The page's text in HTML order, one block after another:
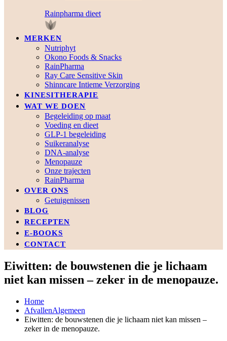
Rainpharma dieet
MERKEN
Nutriphyt
Okono Foods & Snacks
RainPharma
Ray Care Sensitive Skin
Shinncare Intieme Verzorging
KINESITHERAPIE
WAT WE DOEN
Begeleiding op maat
Voeding en dieet
GLP-1 begeleiding
Suikeranalyse
DNA-analyse
Menopauze
Onze trajecten
RainPharma
OVER ONS
Getuigenissen
BLOG
RECEPTEN
E-BOOKS
CONTACT
Eiwitten: de bouwstenen die je lichaam
niet kan missen – zeker in de menopauze.
Home
AfvallenAlgemeen
Eiwitten: de bouwstenen die je lichaam niet kan missen –
zeker in de menopauze.